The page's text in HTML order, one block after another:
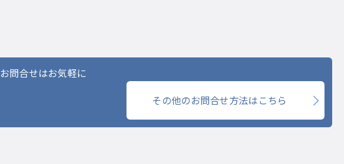
お問合せはお気軽に
その他のお問合せ方法はこちら